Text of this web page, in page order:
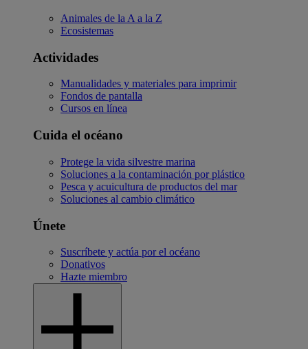
Animales de la A a la Z
Ecosistemas
Actividades
Manualidades y materiales para imprimir
Fondos de pantalla
Cursos en línea
Cuida el océano
Protege la vida silvestre marina
Soluciones a la contaminación por plástico
Pesca y acuicultura de productos del mar
Soluciones al cambio climático
Únete
Suscríbete y actúa por el océano
Donativos
Hazte miembro